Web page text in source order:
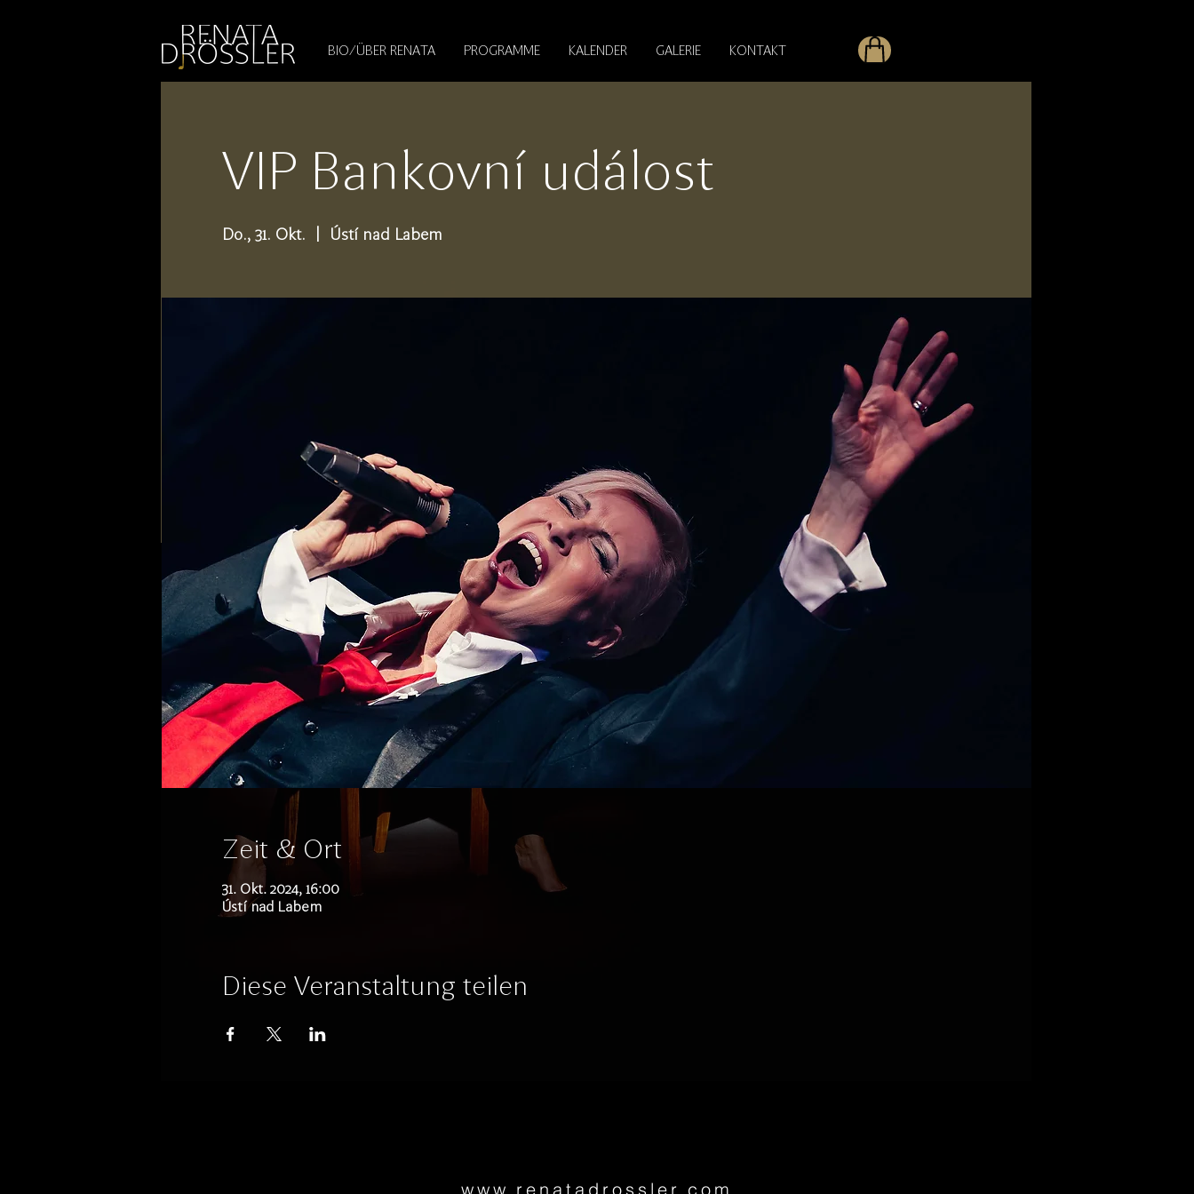
BIO/ÜBER RENATA PROGRAMME KALENDER GALERIE KONTAKT
VIP Bankovní událost
Do., 31. Okt. Ústí nad Labem
Zeit & Ort
31. Okt. 2024, 16:00
Ústí nad Labem
Diese Veranstaltung teilen
www.renatadrossler.com